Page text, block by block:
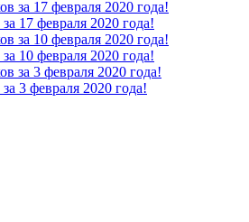
17 февраля 2020 года!
10 февраля 2020 года!
3 февраля 2020 года!